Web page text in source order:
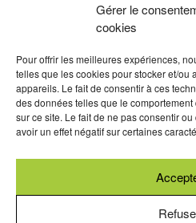
Gérer le
cookies
Pour offrir les meilleures expériences,
telles que les cookies pour stocker et/ou
appareils. Le fait de consentir à ces
des données telles que le
sur ce site. Le fait de ne pas consentir
avoir un effet négatif sur certaines
Devenez correspondant
Rejoignez nos experts
Devenez Partenaire
Nous suivre
Abonnez-vous à nos newsletters